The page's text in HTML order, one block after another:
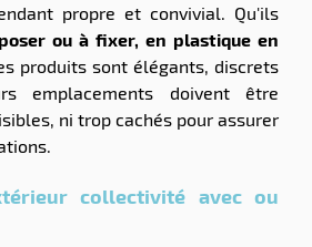
propre et convivial. Qu'ils
ou à fixer, en plastique en
produits sont élégants, discrets
emplacements doivent être
ni trop cachés pour assurer
collectivité avec ou